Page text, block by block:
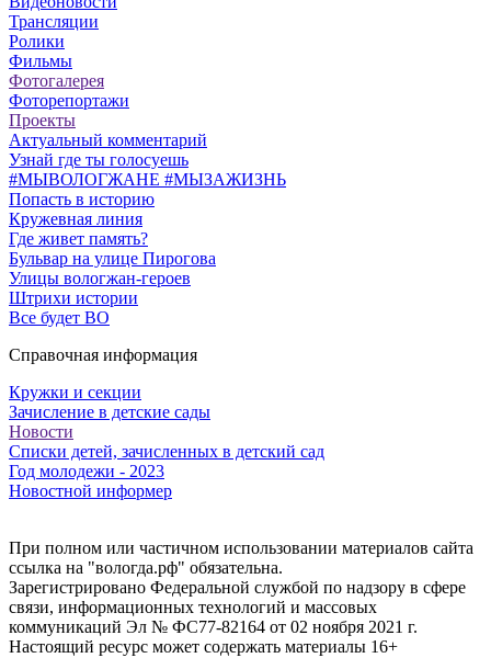
Трансляции
Ролики
Фильмы
Фотогалерея
Фоторепортажи
Проекты
Актуальный комментарий
Узнай где ты голосуешь
#МЫВОЛОГЖАНЕ #МЫЗАЖИЗНЬ
Попасть в историю
Кружевная линия
Где живет память?
Бульвар на улице Пирогова
Улицы вологжан-героев
Штрихи истории
Все будет ВО
Справочная информация
Кружки и секции
Зачисление в детские сады
Новости
Списки детей, зачисленных в детский сад
Год молодежи - 2023
Новостной информер
При полном или частичном использовании материалов сайта
ссылка на "вологда.рф" обязательна.
Зарегистрировано Федеральной службой по надзору в сфере
связи, информационных технологий и массовых
коммуникаций Эл № ФС77-82164 от 02 ноября 2021 г.
Настоящий ресурс может содержать материалы 16+